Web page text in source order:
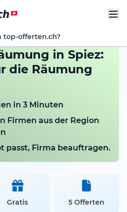
top-offerten.ch?
in Spiez:
die Räumung
in 3 Minuten
Firmen aus der Region
passt, Firma beauftragen.
Gratis 5 Offerten